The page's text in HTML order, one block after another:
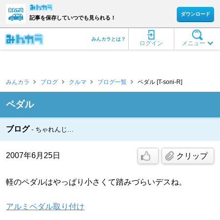
記事を保存していつでも見られる！
ダウンロード
メニュー
ログイン
みんカラとは？
みんカラ ブログ クルマ ブログ一覧 ペダル [T-soni-R]
ペダル
ブログ ちゃれんじ…
2007年6月25日 クリップ
軽のペダルはやっぱり小さくて踏みづらいデスね。
アルミペダル取り付け